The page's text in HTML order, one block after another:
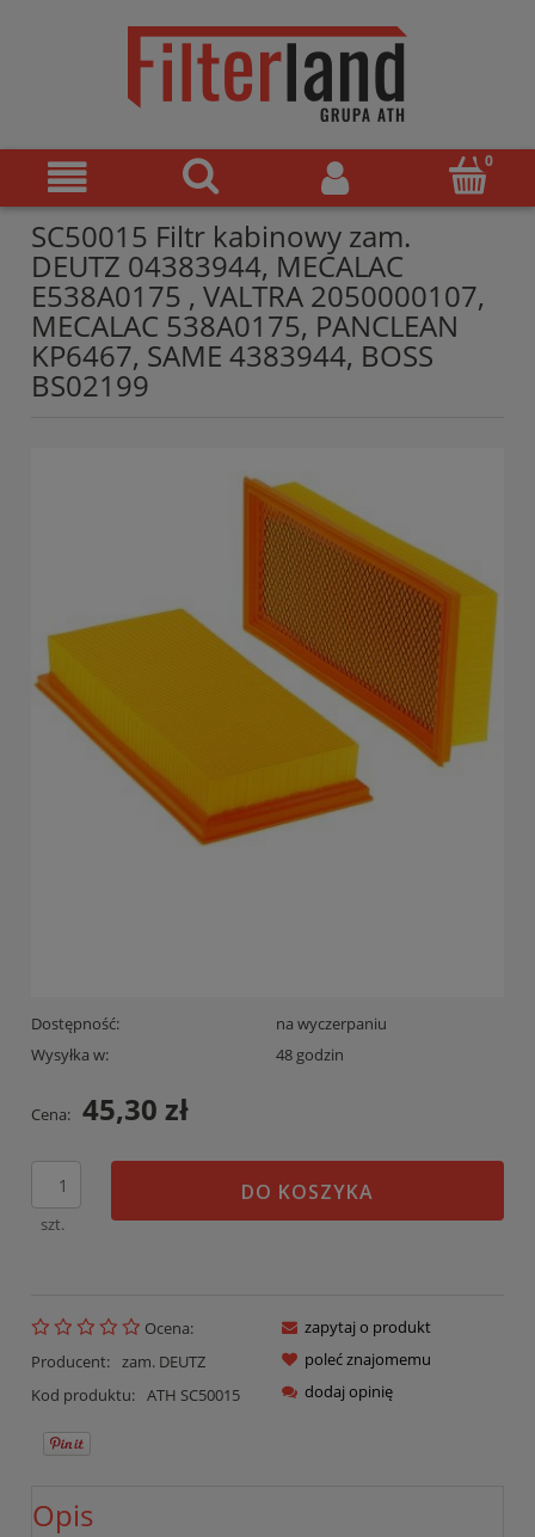
SC50015 Filtr kabinowy zam.
DEUTZ 04383944, MECALAC
E538A0175 , VALTRA 2050000107,
MECALAC 538A0175, PANCLEAN
KP6467, SAME 4383944, BOSS
BS02199
Dostępność:
na wyczerpaniu
Wysyłka w:
48 godzin
Cena: 45,30 zł
szt.
DO KOSZYKA
Ocena:
Producent: zam. DEUTZ
Kod produktu: ATH SC50015
zapytaj o produkt
poleć znajomemu
dodaj opinię
Opis